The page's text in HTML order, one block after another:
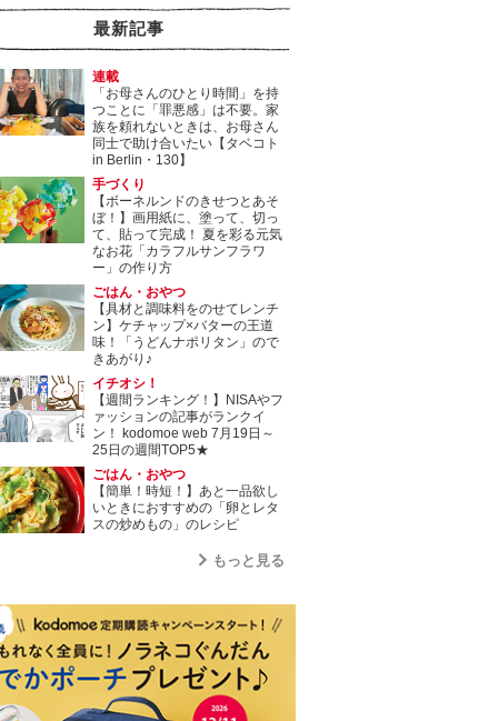
最新記事
連載
「お母さんのひとり時間」を持
つことに「罪悪感」は不要。家
族を頼れないときは、お母さん
同士で助け合いたい【タベコト
in Berlin・130】
手づくり
【ボーネルンドのきせつとあそ
ぼ！】画用紙に、塗って、切っ
て、貼って完成！ 夏を彩る元気
なお花「カラフルサンフラワ
ー」の作り方
ごはん・おやつ
【具材と調味料をのせてレンチ
ン】ケチャップ×バターの王道
味！「うどんナポリタン」ので
きあがり♪
イチオシ！
【週間ランキング！】NISAやフ
ァッションの記事がランクイ
ン！ kodomoe web 7月19日～
25日の週間TOP5★
ごはん・おやつ
【簡単！時短！】あと一品欲し
いときにおすすめの「卵とレタ
スの炒めもの」のレシピ
もっと見る